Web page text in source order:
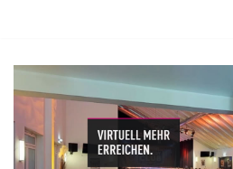
Inhalt
springen